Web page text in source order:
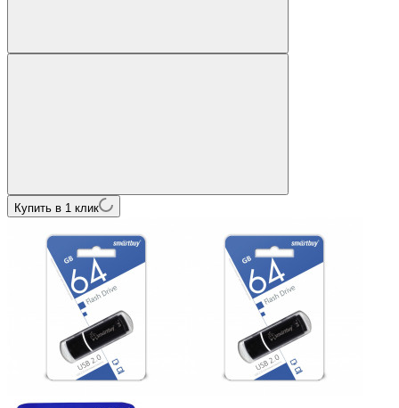
Купить в 1 клик